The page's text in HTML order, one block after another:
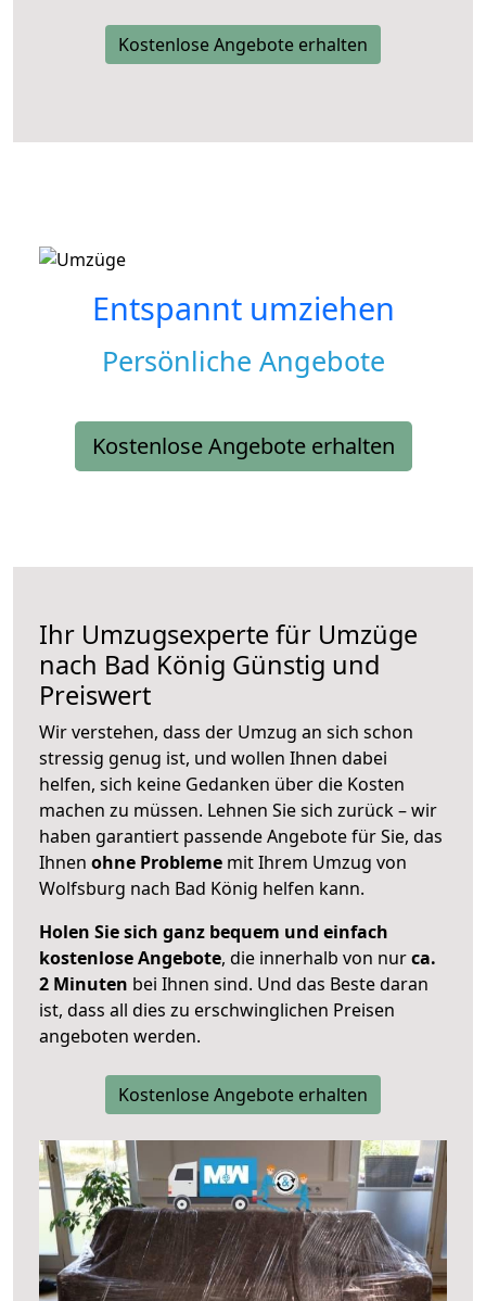
Kostenlose Angebote erhalten
Entspannt umziehen
Persönliche Angebote
Kostenlose Angebote erhalten
Ihr Umzugsexperte für Umzüge
nach Bad König Günstig und
Preiswert
Wir verstehen, dass der Umzug an sich schon
stressig genug ist, und wollen Ihnen dabei
helfen, sich keine Gedanken über die Kosten
machen zu müssen. Lehnen Sie sich zurück – wir
haben garantiert passende Angebote für Sie, das
Ihnen ohne Probleme mit Ihrem Umzug von
Wolfsburg nach Bad König helfen kann.
Holen Sie sich ganz bequem und einfach
kostenlose Angebote, die innerhalb von nurca.
2 Minuten bei Ihnen sind. Und das Beste daran
ist, dass all dies zu erschwinglichen Preisen
angeboten werden.
Kostenlose Angebote erhalten